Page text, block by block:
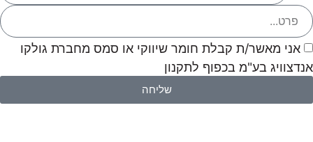
אני מאשר/ת קבלת חומר שיווקי או סמס מחברת גולקו
אנדצוויג בע"מ בכפוף לתקנון
שליחה